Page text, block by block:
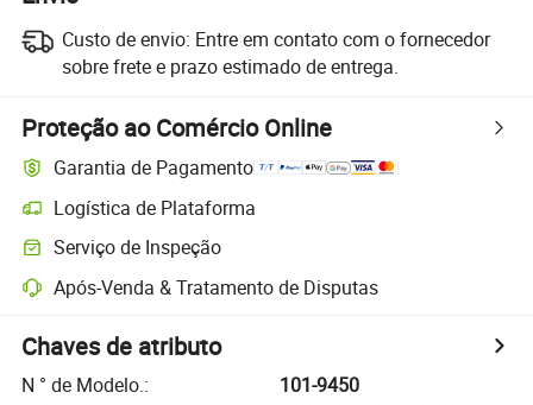
Custo de envio: Entre em contato com o fornecedor
sobre frete e prazo estimado de entrega.
Proteção ao Comércio Online
Garantia de Pagamento
Logística de Plataforma
Serviço de Inspeção
Após-Venda & Tratamento de Disputas
Chaves de atributo
N ° de Modelo.:
101-9450